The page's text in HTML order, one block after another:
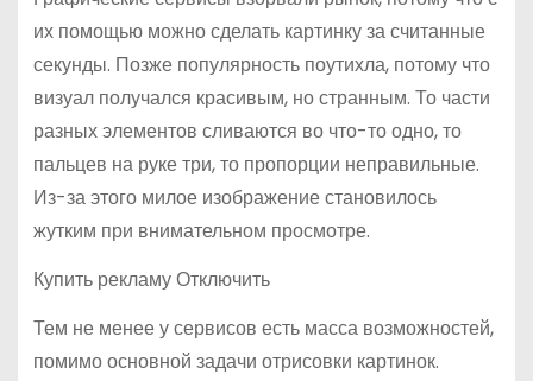
их помощью можно сделать картинку за считанные
секунды. Позже популярность поутихла, потому что
визуал получался красивым, но странным. То части
разных элементов сливаются во что-то одно, то
пальцев на руке три, то пропорции неправильные.
Из-за этого милое изображение становилось
жутким при внимательном просмотре.
Купить рекламу Отключить
Тем не менее у сервисов есть масса возможностей,
помимо основной задачи отрисовки картинок.